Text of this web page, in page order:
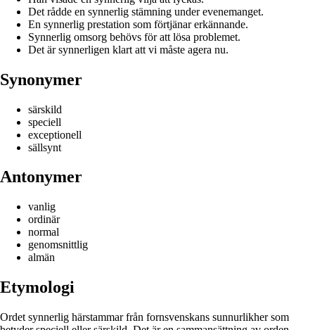
Det rådde en synnerlig stämning under evenemanget.
En synnerlig prestation som förtjänar erkännande.
Synnerlig omsorg behövs för att lösa problemet.
Det är synnerligen klart att vi måste agera nu.
Synonymer
särskild
speciell
exceptionell
sällsynt
Antonymer
vanlig
ordinär
normal
genomsnittlig
almän
Etymologi
Ordet synnerlig härstammar från fornsvenskans sunnurlikher som